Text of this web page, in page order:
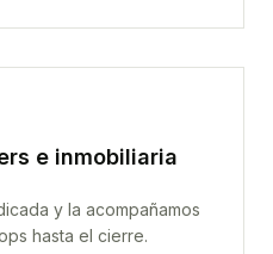
e inmobiliaria
y la acompañamos
hasta el cierre.